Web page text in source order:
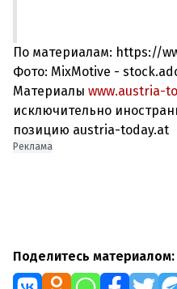
По материалам: https://
Фото: MixMotive -
Материалы www.austria-
исключительно
позицию austria-today.at
Реклама
Поделитесь материалом: